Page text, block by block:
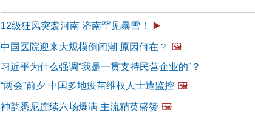
12级狂风突袭河南 济南罕见暴雪！ ▶️
中国医院迎来大规模倒闭潮 原因何在？ 🖼️
习近平为什么强调“我是一贯支持民营企业的”？
“两会”前夕 中国多地疫苗维权人士遭监控 🖼️
神韵悉尼连续六场爆满 主流精英盛赞 🖼️